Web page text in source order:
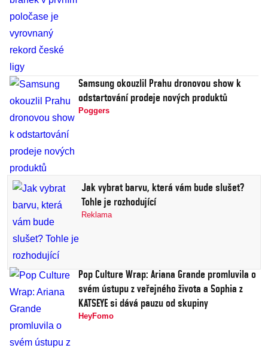
Samsung okouzlil Prahu dronovou show k
odstartování prodeje nových produktů
Poggers
Jak vybrat barvu, která vám bude slušet?
Tohle je rozhodující
Reklama
Pop Culture Wrap: Ariana Grande promluvila o
svém ústupu z veřejného života a Sophia z
KATSEYE si dává pauzu od skupiny
HeyFomo